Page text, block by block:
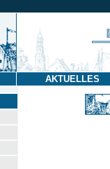
AKTUELLES